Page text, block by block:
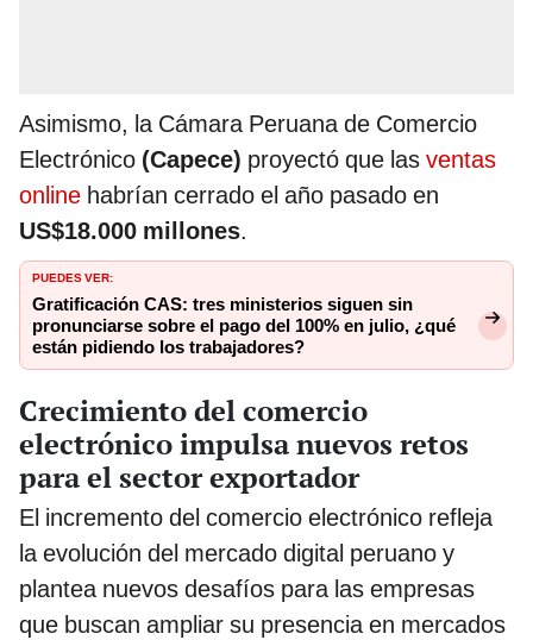
Asimismo, la Cámara Peruana de Comercio
Electrónico (Capece) proyectó que las ventas
online habrían cerrado el año pasado en
US$18.000 millones.
PUEDES VER:
Gratificación CAS: tres ministerios siguen sin
pronunciarse sobre el pago del 100% en julio, ¿qué
están pidiendo los trabajadores?
Crecimiento del comercio
electrónico impulsa nuevos retos
para el sector exportador
El incremento del comercio electrónico refleja
la evolución del mercado digital peruano y
plantea nuevos desafíos para las empresas
que buscan ampliar su presencia en mercados